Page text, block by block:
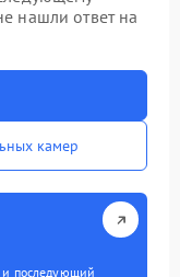
нашли ответ на
камер
и последующий